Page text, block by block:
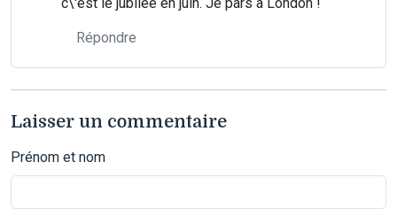
Répondre
Laisser un commentaire
Prénom et nom